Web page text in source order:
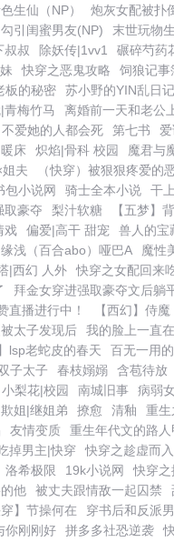
生仙（NP） 炮灰女配被扑
勾引闺蜜男友(NP) 末世玩物
叔叔
除妖传|1vv1
碾碎芍药
快穿之恶鬼攻略 饲狼记事
板的秘密 苏小野的YIN乱日记
青梅竹马 离婚前一天和老公
不爱她的人都会死 第七书
暖床 炽焰|骨科 校园 魔君与
夫
（快穿）被狠狠疼爱的
包小说网 骑士全本小说 干
取豪夺 梨汁软糖 【五梦】
戏
偏爱|高干 甜宠 兽人的宝
缘浅（百合abo）哑巴A 魔性
|西幻 人外
快穿之女配回来
拜金女穿进强取豪夺文后躺
直播进行中！
【西幻】侍魔
太子发现后
我的脸上一直
lsp老蛇皮的春天
百无一用
子太子 春枝嫋嫋 含苞待放
小梨花|校园 南城旧事 病弱
欺姐|继姐弟 撩愈 清釉 重生
友情变质 重生年代文的路人
掉男主|快穿
快穿之趁虚而入
洛希极限
19k小说网 快穿
他 被丈夫跟情敌一起囚禁
穿】节操何在 穿书后和反派
你刚刚好 拼多多社恐逆袭